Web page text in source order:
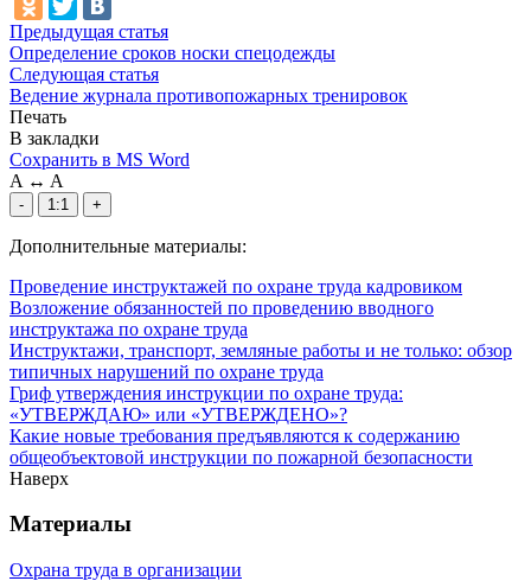
Предыдущая статья
Определение сроков носки спецодежды
Следующая статья
Ведение журнала противопожарных тренировок
Печать
В закладки
Сохранить в MS Word
A ↔ A
- 1:1 +
Дополнительные материалы:
Проведение инструктажей по охране труда кадровиком
Возложение обязанностей по проведению вводного
инструктажа по охране труда
Инструктажи, транспорт, земляные работы и не только: обзор
типичных нарушений по охране труда
Гриф утверждения инструкции по охране труда:
«УТВЕРЖДАЮ» или «УТВЕРЖДЕНО»?
Какие новые требования предъявляются к содержанию
общеобъектовой инструкции по пожарной безопасности
Наверх
Материалы
Охрана труда в организации